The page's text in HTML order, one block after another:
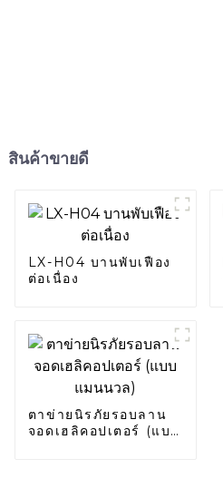
สินค้าขายดี
LX-H04 บานพับเฟือง
ต่อเนื่อง
ตาข่ายนิรภัยรอบลาน
จอดเฮลิคอปเตอร์ (แบบ